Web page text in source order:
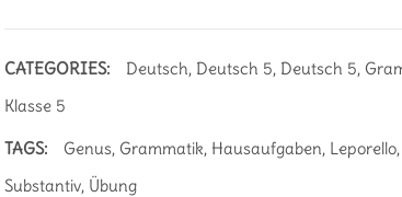
CATEGORIES: Deutsch, Deutsch 5, Deutsch 5,
Klasse 5
TAGS: Genus, Grammatik, Hausaufgaben, Leporello
Substantiv, Übung